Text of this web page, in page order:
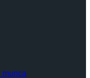
munca